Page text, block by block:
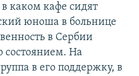
каком кафе сидят
юноша в больнице
в Сербии
состоянием. На
в его поддержку, в